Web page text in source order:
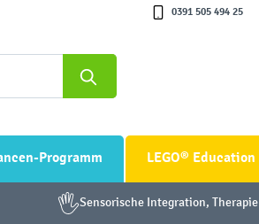
0391 505 494 25
Programm LEGO® Education
Sensorische Integration, Therapie